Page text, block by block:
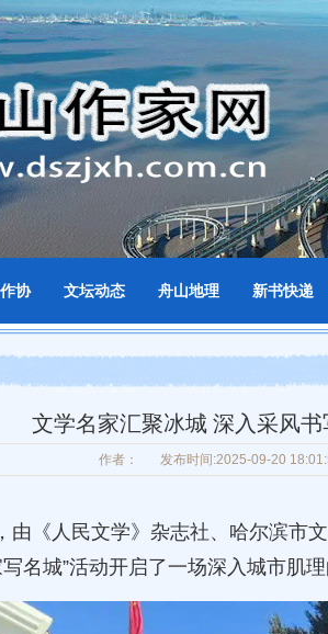
协 文坛动态 舟山地理 新书快递
文学名家汇聚冰城 深入采风
作者： 发布时间:2025-09-20
由《人民文学》杂志社、哈尔滨市
名城”活动开启了一场深入城市肌